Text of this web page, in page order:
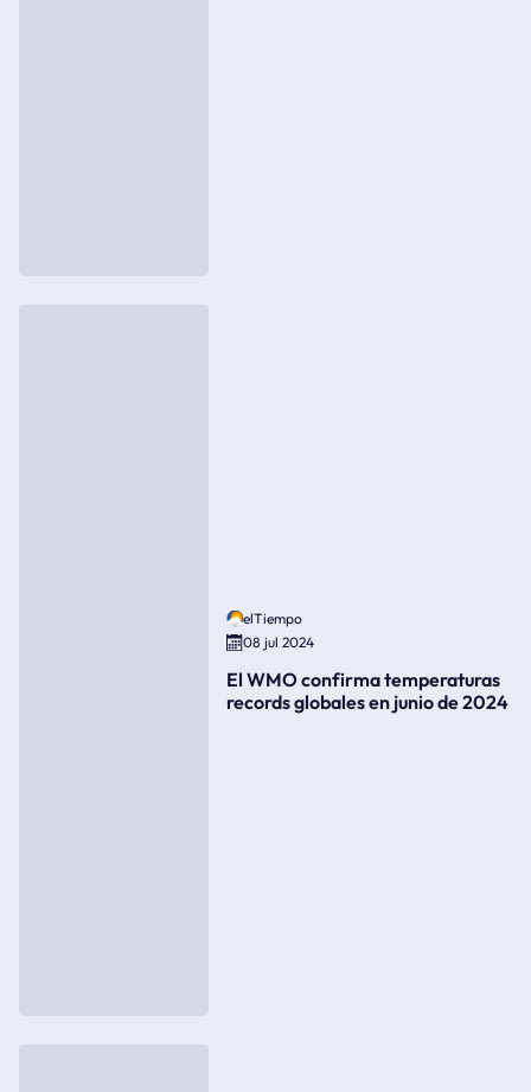
elTiempo
08 jul 2024
El WMO confirma temperaturas
records globales en junio de 2024